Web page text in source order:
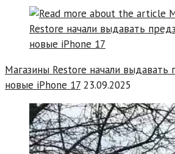
Магазины Restore начали выдавать
новые iPhone 17 23.09.2025